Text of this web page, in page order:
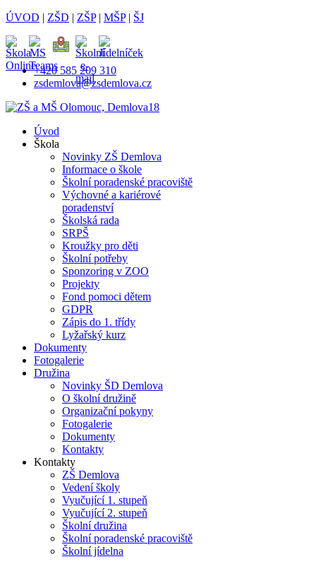
ÚVOD | ZŠD | ZŠP| MŠP| ŠJ
+420 585 209 310
zsdemlova@zsdemlova.cz
Úvod
Škola
Novinky ZŠ Demlova
Informace o škole
Školní poradenské pracoviště
Výchovné a kariérové
poradenství
Školská rada
SRPŠ
Kroužky pro děti
Školní potřeby
Sponzoring v ZOO
Projekty
Fond pomoci dětem
GDPR
Zápis do 1. třídy
Lyžařský kurz
Dokumenty
Fotogalerie
Družina
Novinky ŠD Demlova
O školní družině
Organizační pokyny
Fotogalerie
Dokumenty
Kontakty
Kontakty
ZŠ Demlova
Vedení školy
Vyučující 1. stupeň
Vyučující 2. stupeň
Školní družina
Školní poradenské pracoviště
Školní jídelna